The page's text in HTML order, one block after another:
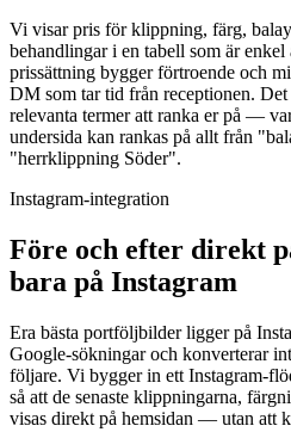
Vi visar pris för klippning, färg,
behandlingar i en tabell som är
prissättning bygger förtroende och
DM som tar tid från receptionen.
relevanta termer att ranka er på —
undersida kan rankas på allt från
"herrklippning Söder".
Instagram-integration
Före och efter direkt
bara på Instagram
Era bästa portföljbilder ligger på
Google-sökningar och konverterar
följare. Vi bygger in ett Instagram-
så att de senaste klippningarna,
visas direkt på hemsidan — utan att